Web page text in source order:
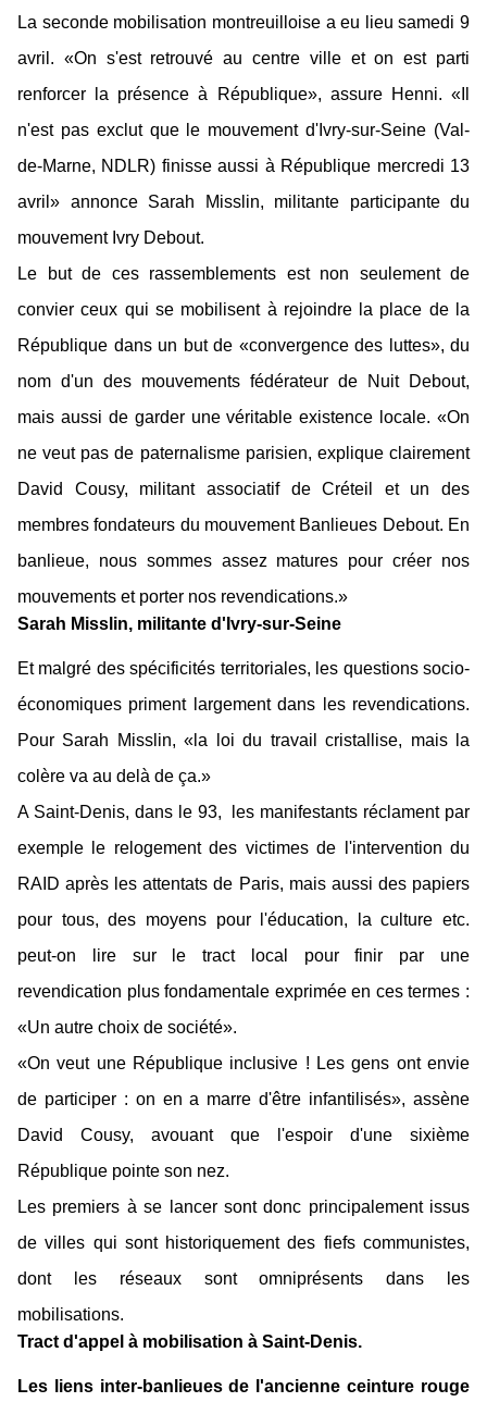
La seconde mobilisation montreuilloise a eu lieu samedi 9
avril. «On s'est retrouvé au centre ville et on est parti
renforcer la présence à République», assure Henni. «Il
n'est pas exclut que le mouvement d'Ivry-sur-Seine (Val-
de-Marne, NDLR) finisse aussi à République mercredi 13
avril» annonce Sarah Misslin, militante participante du
mouvement Ivry Debout.
Le but de ces rassemblements est non seulement de
convier ceux qui se mobilisent à rejoindre la place de la
République dans un but de «convergence des luttes», du
nom d'un des mouvements fédérateur de Nuit Debout,
mais aussi de garder une véritable existence locale. «On
ne veut pas de paternalisme parisien, explique clairement
David Cousy, militant associatif de Créteil et un des
membres fondateurs du mouvement Banlieues Debout. En
banlieue, nous sommes assez matures pour créer nos
mouvements et porter nos revendications.»
Sarah Misslin, militante d'Ivry-sur-Seine
Et malgré des spécificités territoriales, les questions socio-
économiques priment largement dans les revendications.
Pour Sarah Misslin, «la loi du travail cristallise, mais la
colère va au delà de ça.»
A Saint-Denis, dans le 93, les manifestants réclament par
exemple le relogement des victimes de l'intervention du
RAID après les attentats de Paris, mais aussi des papiers
pour tous, des moyens pour l'éducation, la culture etc.
peut-on lire sur le tract local pour finir par une
revendication plus fondamentale exprimée en ces termes :
«Un autre choix de société».
«On veut une République inclusive ! Les gens ont envie
de participer : on en a marre d'être infantilisés», assène
David Cousy, avouant que l'espoir d'une sixième
République pointe son nez.
Les premiers à se lancer sont donc principalement issus
de villes qui sont historiquement des fiefs communistes,
dont les réseaux sont omniprésents dans les
mobilisations.
Tract d'appel à mobilisation à Saint-Denis.
Les liens inter-banlieues de l'ancienne ceinture rouge